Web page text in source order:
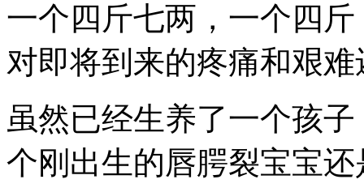
一个四斤七两，一个四
对即将到来的疼痛和艰
虽然已经生养了一个孩
个刚出生的唇腭裂宝宝